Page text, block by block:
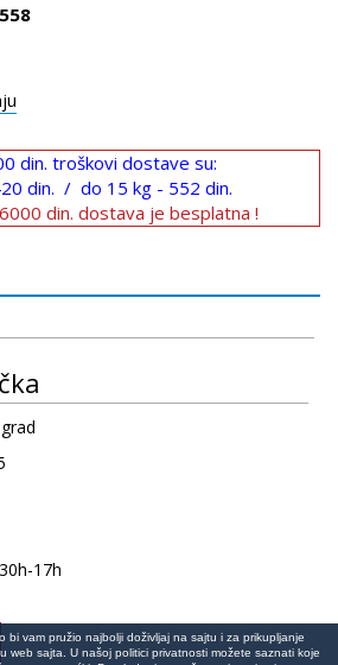
din. troškovi dostave su:
din. / do 15 kg - 552 din.
din. dostava je besplatna !
17h
bi vam pružio najbolji doživljaj na sajtu i za prikupljanje
web sajta. U našoj politici privatnosti možete saznati koje